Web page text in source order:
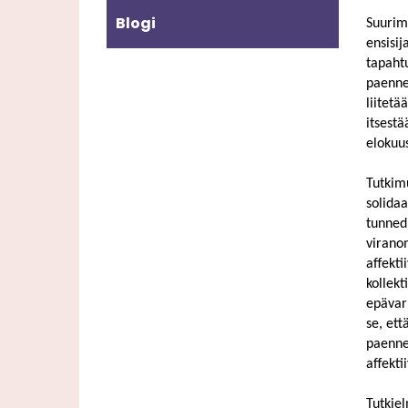
Blogi
se,